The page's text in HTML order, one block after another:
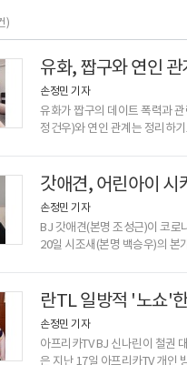
)
유화, 짭구와 연인
손정민 기자
유화가 짭구의 데이트 폭력과
정건우)와 연인 관계는 정리하
남자친구인 짭구로부터 데이트
자신의 사진을 공개한
갓애견, 어린아이
손정민 기자
BJ 갓애견(본명 조성근)이 코로
20일 시조새(본명 백승우)의 본
동생에게 "야 내려! 시조새 차
란TL 일방적 '노쇼'
손정민 기자
아프리카TV BJ 신나린이 철권
은 지난 17일 아프리카TV 개인